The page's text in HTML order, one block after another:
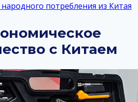
потребления из Китая
с Китаем